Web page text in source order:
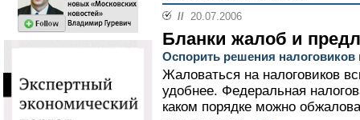
// 20.07.2006
Бланки жалоб и
Оспорить решения налоговиков
Жаловаться на налоговиков
удобнее. Федеральная
каком порядке можно